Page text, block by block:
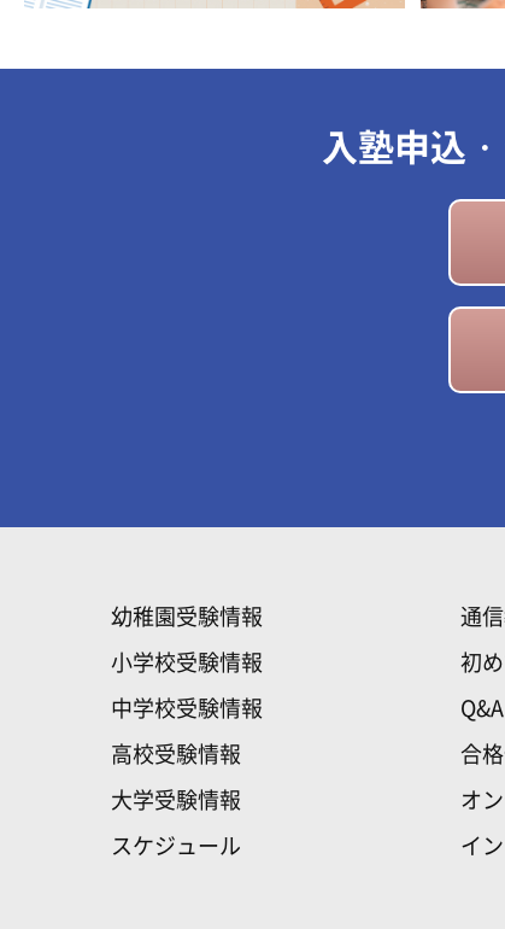
入塾申込
幼稚園受験情報
小学校受験情報
中学校受験情報
高校受験情報
大学受験情報
スケジュール
通
初
Q&A
合
オ
イ